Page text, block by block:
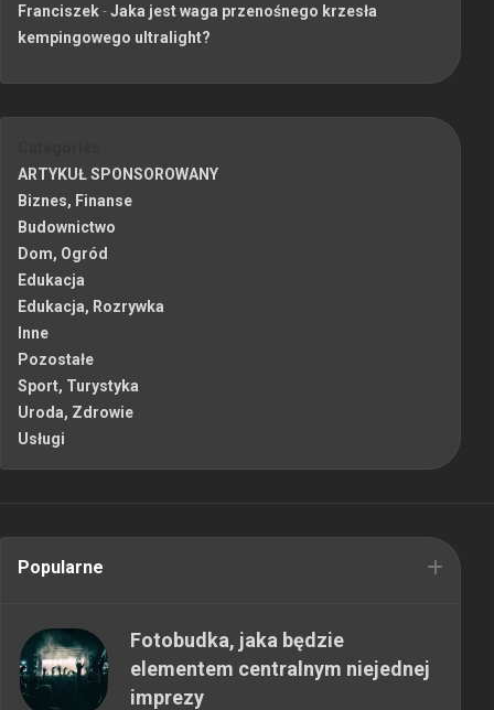
Franciszek-Jaka jest waga przenośnego krzesła
kempingowego ultralight?
ARTYKUŁ SPONSOROWANY
Biznes, Finanse
Budownictwo
Dom, Ogród
Edukacja
Edukacja, Rozrywka
Inne
Pozostałe
Sport, Turystyka
Uroda, Zdrowie
Usługi
Popularne
Fotobudka, jaka będzie
elementem centralnym niejednej
imprezy